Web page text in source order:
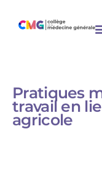
Pratiques
travail en
agricole